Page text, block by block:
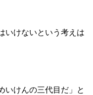
いけないという考えは
いけんの三代目だ」と